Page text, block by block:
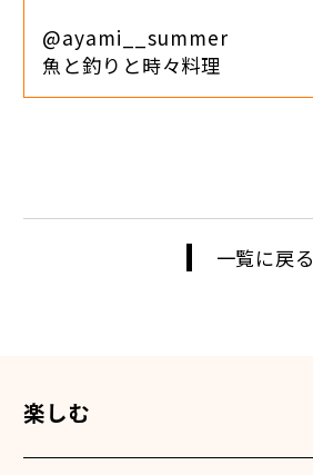
@ayami__summer
魚と釣りと時々料理
一覧に戻る
楽しむ